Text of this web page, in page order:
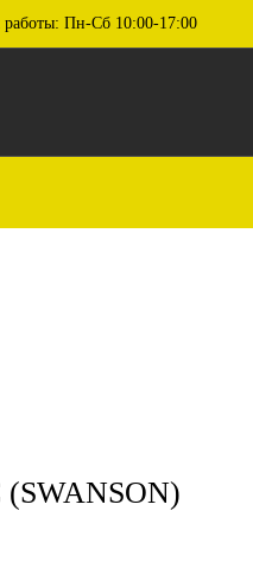
работы: Пн-Сб 10:00-17:00